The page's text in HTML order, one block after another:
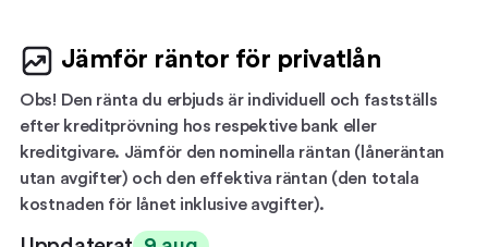
Jämför räntor för privatlån
Obs! Den ränta du erbjuds är individuell och fastställs
efter kreditprövning hos respektive bank eller
kreditgivare. Jämför den nominella räntan (låneräntan
utan avgifter) och den effektiva räntan (den totala
kostnaden för lånet inklusive avgifter).